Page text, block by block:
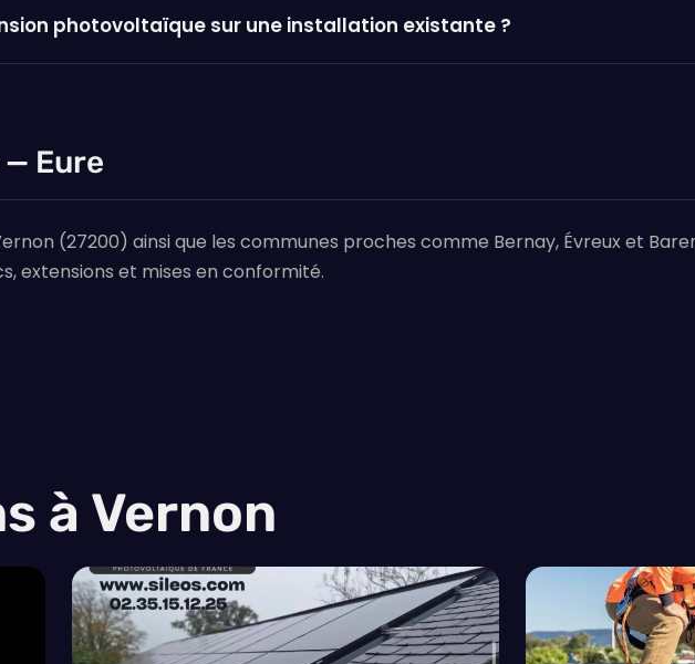
photovoltaïque sur une installation existante ?
Eure
(27200) ainsi que les communes proches comme Bernay, Évreux et
extensions et mises en conformité.
à Vernon